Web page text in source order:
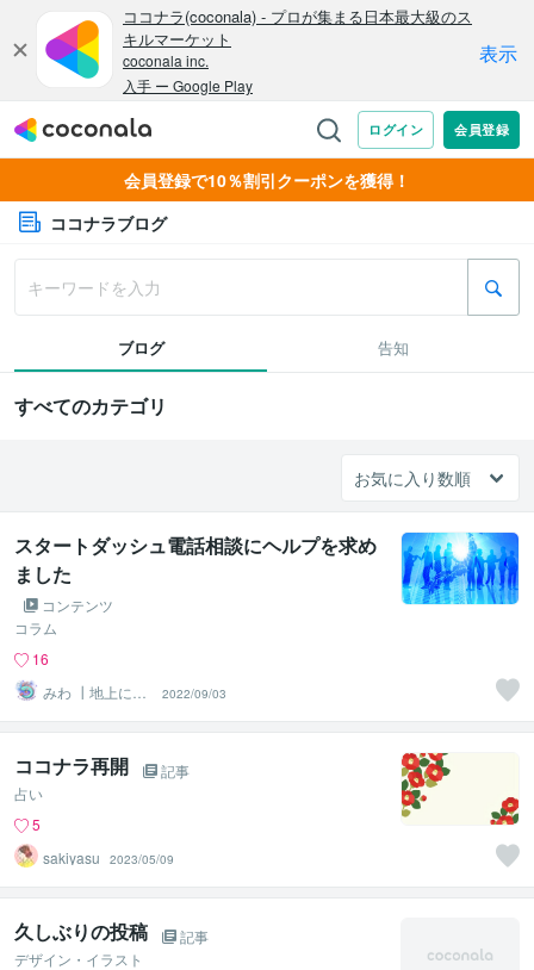
会員登録で10％割引クーポンを獲得！
ココナラブログ
ブログ 告知
すべてのカテゴリ
スタートダッシュ電話相談にヘルプを求め
ました
コンテンツ
コラム
16
みわ ┃地上に生
まれた深海魚
2022/09/03
ココナラ再開
記事
占い
5
sakiyasu
2023/05/09
久しぶりの投稿
記事
デザイン・イラスト